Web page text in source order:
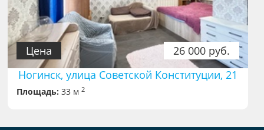
26 000 руб.
Цена
Ногинск, улица Советской Конституции, 21
Площадь: 33 м2